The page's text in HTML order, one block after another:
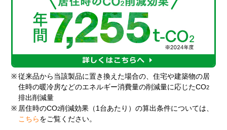
※ 従来品から当該製品に置き換えた場合の、住宅や建築物の居
住時の暖冷房などのエネルギー消費量の削減量に応じたCO2
排出削減量
※ 居住時のCO2削減効果（1台あたり）の算出条件については、
こちら をご覧ください。